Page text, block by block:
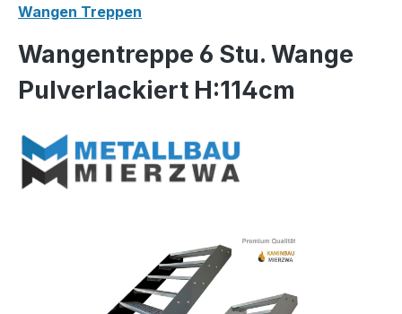
Wangen Treppen
Wangentreppe 6 Stu. Wange
Pulverlackiert H:114cm